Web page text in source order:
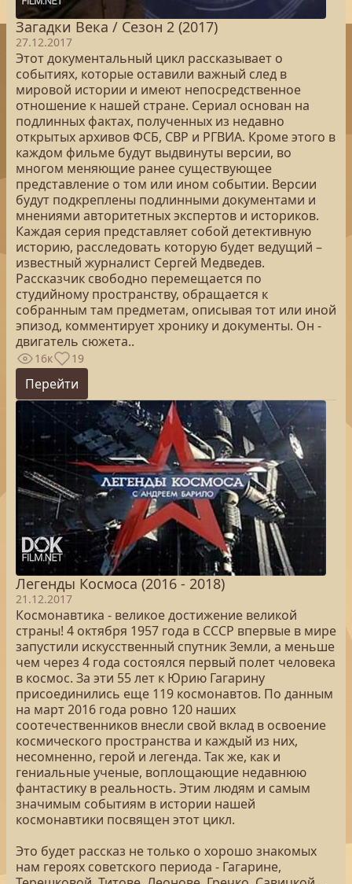
Загадки Века / Сезон 2 (2017)
27.12.2017
Этот документальный цикл рассказывает о
событиях, которые оставили важный след в
мировой истории и имеют непосредственное
отношение к нашей стране. Сериал основан на
подлинных фактах, полученных из недавно
открытых архивов ФСБ, СВР и РГВИА. Кроме этого в
каждом фильме будут выдвинуты версии, во
многом меняющие ранее существующее
представление о том или ином событии. Версии
будут подкреплены подлинными документами и
мнениями авторитетных экспертов и историков.
Каждая серия представляет собой детективную
историю, расследовать которую будет ведущий –
известный журналист Сергей Медведев.
Рассказчик свободно перемещается по
студийному пространству, обращается к
собранным там предметам, описывая тот или иной
эпизод, комментирует хронику и документы. Он -
двигатель сюжета..
16к 19
Перейти
Легенды Космоса (2016 - 2018)
21.12.2017
Космонавтика - великое достижение великой
страны! 4 октября 1957 года в СССР впервые в мире
запустили искусственный спутник Земли, а меньше
чем через 4 года состоялся первый полет человека
в космос. За эти 55 лет к Юрию Гагарину
присоединились еще 119 космонавтов. По данным
на март 2016 года ровно 120 наших
соотечественников внесли свой вклад в освоение
космического пространства и каждый из них,
несомненно, герой и легенда. Так же, как и
гениальные ученые, воплощающие недавнюю
фантастику в реальность. Этим людям и самым
значимым событиям в истории нашей
космонавтики посвящен этот цикл.
Это будет рассказ не только о хорошо знакомых
нам героях советского периода - Гагарине,